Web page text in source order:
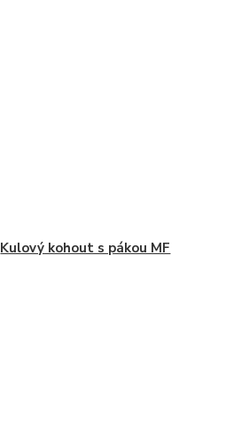
Kulový kohout s pákou MF